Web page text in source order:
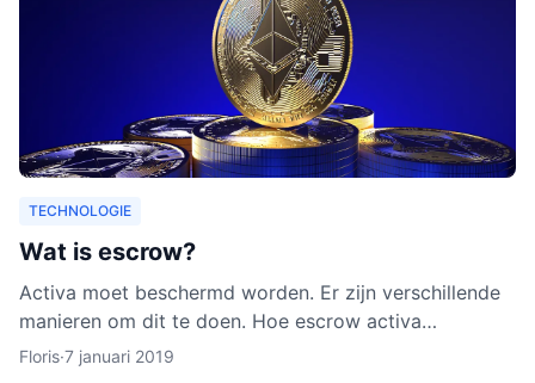
TECHNOLOGIE
Wat is escrow?
Activa moet beschermd worden. Er zijn verschillende
manieren om dit te doen. Hoe escrow activa
beschermt, leggen we uit in dit artikel. Ook leggen we
Floris·7 januari 2019